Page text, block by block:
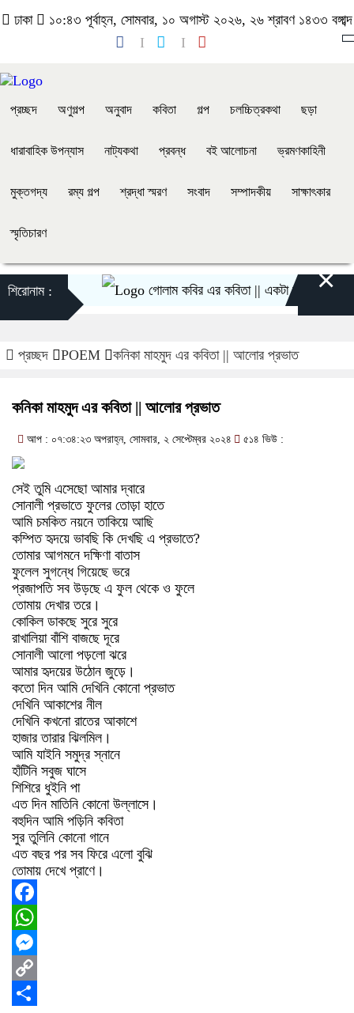
ঢাকা ১০:৪৩ পূর্বাহ্ন, সোমবার, ১০ অগাস্ট ২০২৬, ২৬ শ্রাবণ ১৪৩৩ বঙ্গাব্দ
প্রচ্ছদ অণুগল্প অনুবাদ কবিতা গল্প চলচ্চিত্রকথা ছড়া
ধারাবাহিক উপন্যাস নাট্যকথা প্রবন্ধ বই আলোচনা ভ্রমণকাহিনী
মুক্তগদ্য রম্য গল্প শ্রদ্ধা স্মরণ সংবাদ সম্পাদকীয় সাক্ষাৎকার
স্মৃতিচারণ
শিরোনাম : গোলাম কবির এর কবিতা || একটা কাঙ্ক্ষিত স্বপ্নের
×
প্রচ্ছদ POEM কনিকা মাহমুদ এর কবিতা || আলোর প্রভাত
কনিকা মাহমুদ এর কবিতা || আলোর প্রভাত
আপ : ০৭:৩৪:২৩ অপরাহ্ন, সোমবার, ২ সেপ্টেম্বর ২০২৪ ৫১৪ ভিউ :
সেই তুমি এসেছো আমার দ্বারে
সোনালী প্রভাতে ফুলের তোড়া হাতে
আমি চমকিত নয়নে তাকিয়ে আছি
কম্পিত হৃদয়ে ভাবছি কি দেখছি এ প্রভাতে?
তোমার আগমনে দক্ষিণা বাতাস
ফুলেল সুগন্ধে গিয়েছে ভরে
প্রজাপতি সব উড়ছে এ ফুল থেকে ও ফুলে
তোমায় দেখার তরে।
কোকিল ডাকছে সুরে সুরে
রাখালিয়া বাঁশি বাজছে দূরে
সোনালী আলো পড়লো ঝরে
আমার হৃদয়ের উঠোন জুড়ে।
কতো দিন আমি দেখিনি কোনো প্রভাত
দেখিনি আকাশের নীল
দেখিনি কখনো রাতের আকাশে
হাজার তারার ঝিলমিল।
আমি যাইনি সমুদ্র স্নানে
হাঁটিনি সবুজ ঘাসে
শিশিরে ধুইনি পা
এত দিন মাতিনি কোনো উল্লাসে।
বহুদিন আমি পড়িনি কবিতা
সুর তুলিনি কোনো গানে
এত বছর পর সব ফিরে এলো বুঝি
তোমায় দেখে প্রাণে।
Facebook
WhatsApp
Messenger
Copy